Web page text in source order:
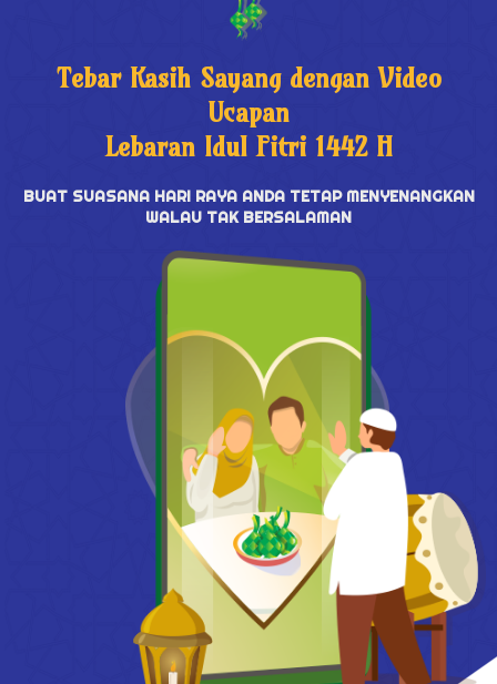
Tebar Kasih Sayang dengan Video
Ucapan
Lebaran Idul Fitri 1442 H
BUAT SUASANA HARI RAYA ANDA TETAP MENYENANGKAN
WALAU TAK BERSALAMAN